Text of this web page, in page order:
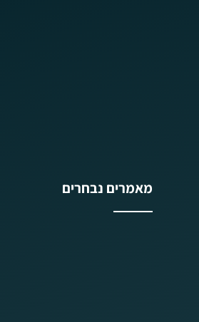
מאמרים נבחרים